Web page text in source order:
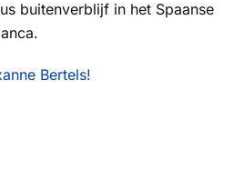
buitenverblijf in het Spaanse
Bertels!